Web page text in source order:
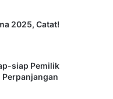
2025, Catat!
siap Pemilik
Perpanjangan